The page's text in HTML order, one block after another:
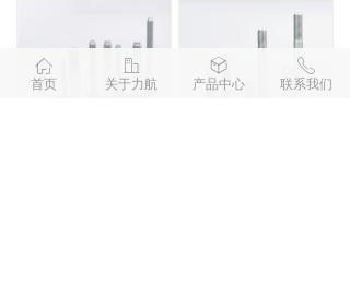
ꀇ
首页
ꀶ
关于力航
ꁦ
产品中心
ꂅ
联系我们